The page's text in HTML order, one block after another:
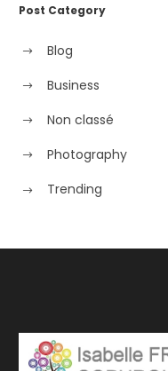
Post Category
Blog
Business
Non classé
Photography
Trending